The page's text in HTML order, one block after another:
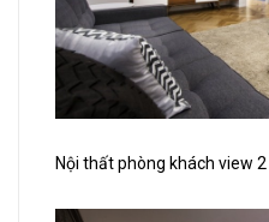
Nội thất phòng khách view